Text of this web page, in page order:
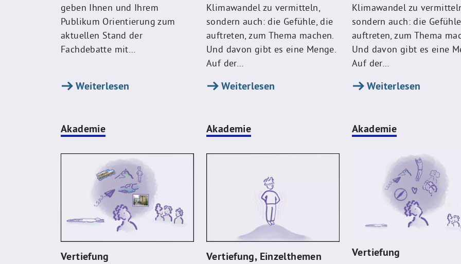
geben Ihnen und Ihrem
Publikum Orientierung zum
aktuellen Stand der
Fachdebatte mit…
Weiterlesen
Klimawandel zu vermitteln,
sondern auch: die Gefühle, die
auftreten, zum Thema machen.
Und davon gibt es eine Menge.
Auf der…
Weiterlesen
Klimawandel zu
sondern auch: die
auftreten, zum Thema
Und davon gibt es eine
Auf der…
Weiterlesen
Akademie
Vertiefung
Akademie
Vertiefung, Einzelthemen
Akademie
Vertiefung